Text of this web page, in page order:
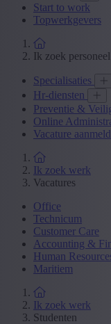
Start to work
Topwerkgevers
Ik zoek personeel
Specialisaties
Hr-diensten
Preventie &
Online
Vacature
Ik zoek werk
Vacatures
Office
Technicum
Customer Care
Accounting &
Human
Maritiem
Ik zoek werk
Studenten